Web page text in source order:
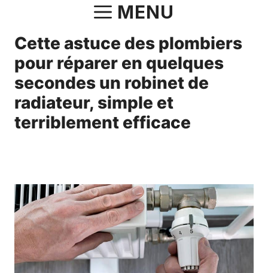
contenu
MENU
Cette astuce des plombiers
pour réparer en quelques
secondes un robinet de
radiateur, simple et
terriblement efficace